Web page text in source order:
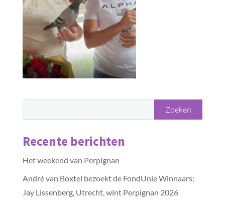
Recente berichten
Het weekend van Perpignan
André van Boxtel bezoekt de FondUnie Winnaars:
Jay Lissenberg, Utrecht, wint Perpignan 2026